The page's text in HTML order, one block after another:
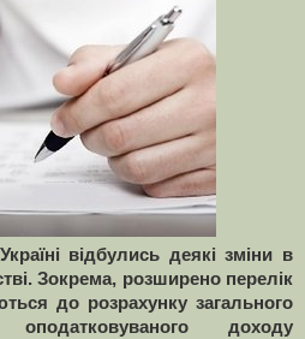
відбулись деякі зміни в
Зокрема, розширено перелік
до розрахунку загального
оподатковуваного доходу